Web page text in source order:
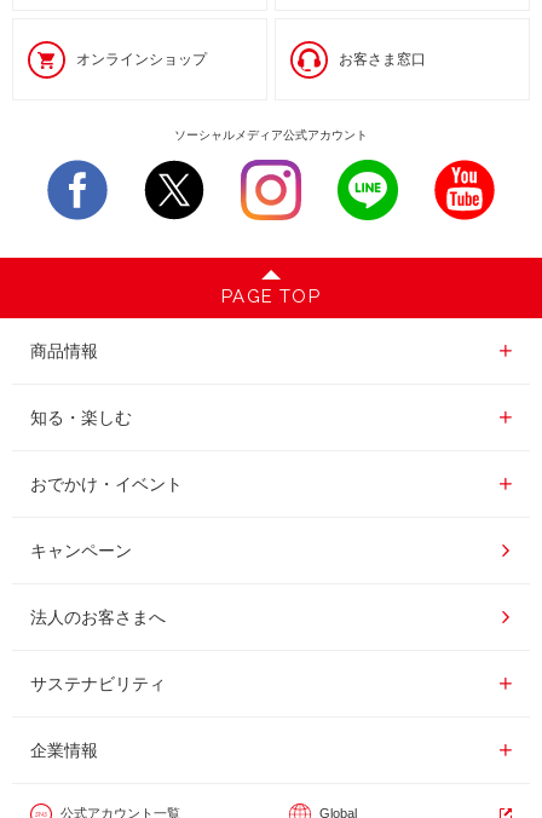
オンラインショップ お客さま窓口
ソーシャルメディア公式アカウント
PAGE TOP
商品情報
商品情報一覧
レギュラーコーヒー
インスタントコーヒー
ドリップポッド
知る・楽しむ
知る・楽しむ一覧
おいしいコーヒーの淹れ方
コーヒー百科
レシピ
おでかけ・イベント
おでかけ・イベント情報一覧
UCCコーヒー博物館
UCCコーヒーアカデミー
工場見学
東京ディズニーリゾート®︎
カフェのお仕事体験
キャンペーン
法人のお客さまへ
サステナビリティ
サステナビリティ
企業情報
企業情報一覧
公式アカウント一覧 Global